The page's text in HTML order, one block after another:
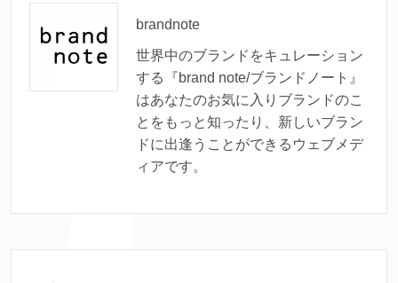
brandnote
世界中のブランドをキュレーション
する『brand note/ブランドノート』
はあなたのお気に入りブランドのこ
とをもっと知ったり、新しいブラン
ドに出逢うことができるウェブメデ
ィアです。